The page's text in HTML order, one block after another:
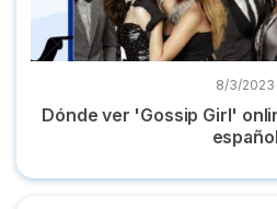
8/3/2023
Dónde ver 'Gossip Girl'
español